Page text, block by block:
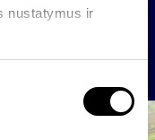
nustatymus ir